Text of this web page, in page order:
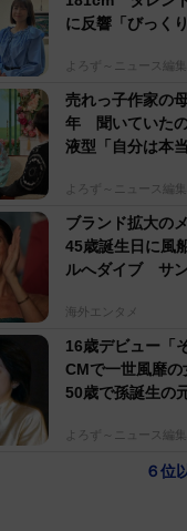
に反響「びっく
よろず～ニュース編集
売れっ子作家の
年 聞いていた
液型「自分は本
よろず～ニュース編集
ブランド拡大の
45歳誕生日に風
ルへダイブ サ
海外エンタメ
16歳デビュー「
CMで一世風靡
50歳で孫誕生の
よろず～ニュース編集
６位